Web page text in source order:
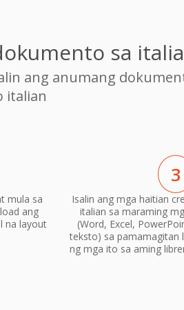
sa
ang anumang
italian
mula sa
ang
na layout
3
Isalin ang mga haitian
italian sa maraming
(Word, Excel,
teksto) sa pamamagitan
ng mga ito sa aming